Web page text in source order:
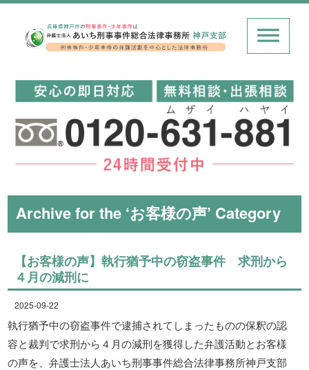
Archive for the ‘お客様の声’ Category
【お客様の声】執行猶予中の窃盗事件 求刑から
４月の減刑に
2025-09-22
執行猶予中の窃盗事件で逮捕されてしまったものの保釈の認
容と裁判で求刑から４月の減刑を獲得した弁護活動とお客様
の声を、弁護士法人あいち刑事事件総合法律事務所神戸支部